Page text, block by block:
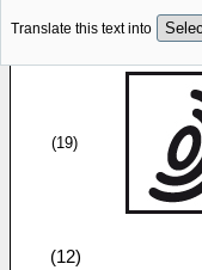
Translate this text into
(19)
(12)